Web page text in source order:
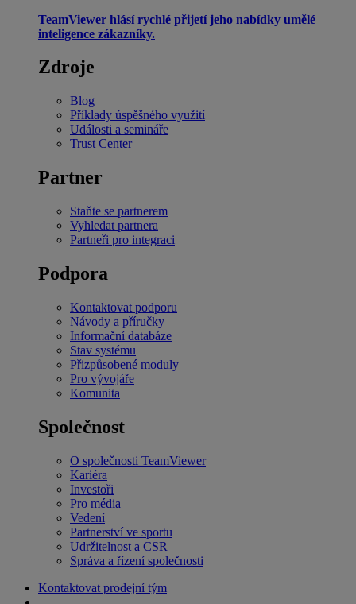
TeamViewer hlásí rychlé přijetí jeho nabídky umělé
inteligence zákazníky.
Zdroje
Blog
Příklady úspěšného využití
Události a semináře
Trust Center
Partner
Staňte se partnerem
Vyhledat partnera
Partneři pro integraci
Podpora
Kontaktovat podporu
Návody a příručky
Informační databáze
Stav systému
Přizpůsobené moduly
Pro vývojáře
Komunita
Společnost
O společnosti TeamViewer
Kariéra
Investoři
Pro média
Vedení
Partnerství ve sportu
Udržitelnost a CSR
Správa a řízení společnosti
Kontaktovat prodejní tým